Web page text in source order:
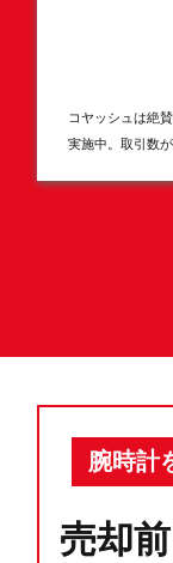
コヤッシュは絶
実施中。取引数
腕時計
売却